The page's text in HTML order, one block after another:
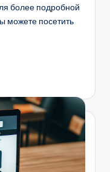
более подробной
можете посетить